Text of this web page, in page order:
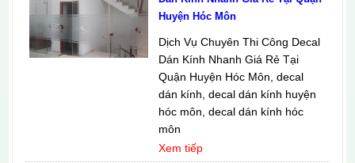
Huyện Hóc Môn
Dịch Vụ Chuyên Thi Công Decal
Dán Kính Nhanh Giá Rẻ Tại
Quận Huyện Hóc Môn, decal
dán kính, decal dán kính huyện
hóc môn, decal dán kính hóc
môn
Xem tiếp